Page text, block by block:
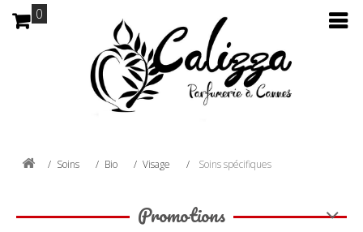
0
Soins Bio Visage Soins spécifiques
Promotions